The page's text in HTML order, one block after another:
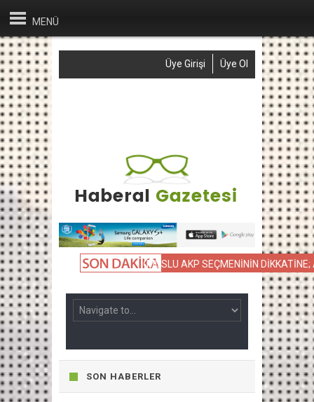
MENÜ
Üye Girişi Üye Ol
KIYASLAMASI NAMUSLU AKP SEÇMENİNİN DİKKATİNE;
SON HABERLER